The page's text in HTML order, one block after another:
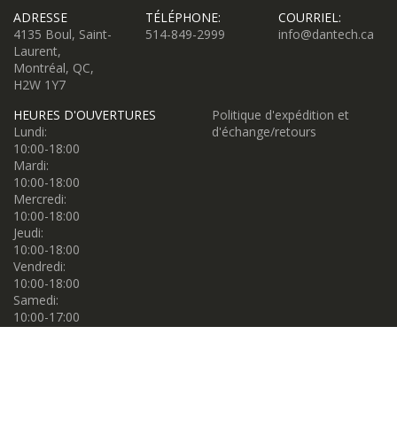
ADRESSE
4135 Boul, Saint-
Laurent,
Montréal, QC,
H2W 1Y7
TÉLÉPHONE:
514-849-2999
COURRIEL:
info@dantech.ca
HEURES D'OUVERTURES
Lundi:
10:00-18:00
Mardi:
10:00-18:00
Mercredi:
10:00-18:00
Jeudi:
10:00-18:00
Vendredi:
10:00-18:00
Samedi:
10:00-17:00
Politique d'expédition et
d'échange/retours